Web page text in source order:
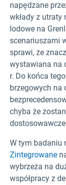
napędzane
wkłady z
lodowe na
scenariuszami
sprawi, że
wystawiana na
r. Do końca
brzegowych na
chyba że
W tym badaniu
Zintegrowane
wybrzeża na
współpracy z